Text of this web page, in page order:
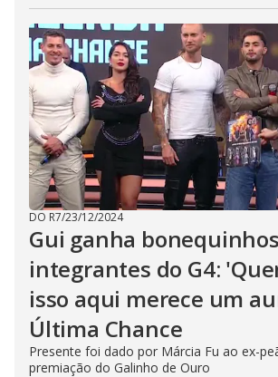
DO R7/23/12/2024
Gui ganha
integrantes do G4:
isso aqui merece um
Última Chance
Presente foi dado por Márcia Fu ao ex-
premiação do Galinho de Ouro